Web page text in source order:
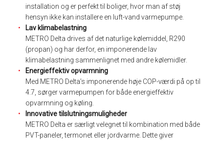
installation og er perfekt til boliger, hvor man af støj
hensyn ikke kan installere en luft-vand varmepumpe.
Lav klimabelastning
METRO Delta drives af det naturlige kølemiddel, R290
(propan) og har derfor, en imponerende lav
klimabelastning sammenlignet med andre kølemidler.
Energieffektiv opvarmning
Med METRO Delta’s imponerende høje COP-værdi på op til
4.7, sørger varmepumpen for både energieffektiv
opvarmning og køling.
Innovative tilslutningsmuligheder
METRO Delta er særligt velegnet til kombination med både
PVT-paneler, termonet eller jordvarme. Dette giver